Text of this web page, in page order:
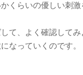
くらいの優しい刺激
て、よく確認してみ
なっていくのです。